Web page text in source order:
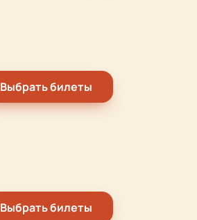
Выбрать билеты
Выбрать билеты